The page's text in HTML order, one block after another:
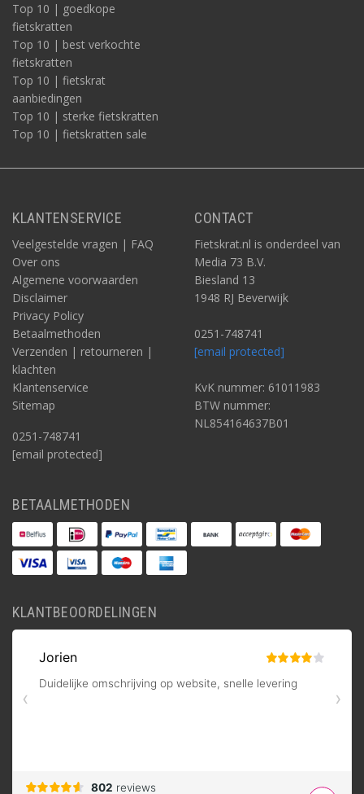
Top 10 | goedkope
fietskratten
Top 10 | best verkochte
fietskratten
Top 10 | fietskrat
aanbiedingen
Top 10 | sterke fietskratten
Top 10 | fietskratten sale
KLANTENSERVICE
Veelgestelde vragen | FAQ
Over ons
Algemene voorwaarden
Disclaimer
Privacy Policy
Betaalmethoden
Verzenden | retourneren |
klachten
Klantenservice
Sitemap
0251-748741
[email protected]
CONTACT
Fietskrat.nl is onderdeel van
Media 73 B.V.
Biesland 13
1948 RJ Beverwijk
0251-748741
[email protected]
KvK nummer: 61011983
BTW nummer:
NL854164637B01
BETAALMETHODEN
KLANTBEOORDELINGEN